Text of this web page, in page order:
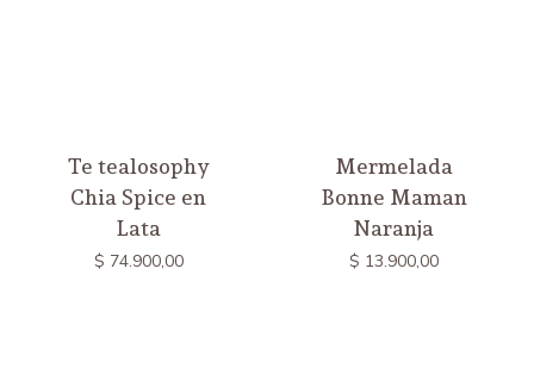
Te tealosophy
Chia Spice en
Lata
$ 74.900,00
Mermelada
Bonne Maman
Naranja
$ 13.900,00